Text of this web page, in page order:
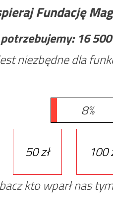
Fundację
16 500
niezbędne dla
8%
50 zł 100
kto wparł nas